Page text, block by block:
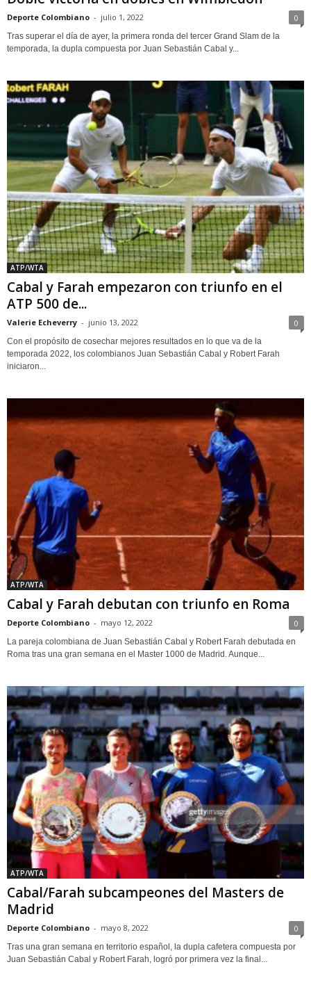
Deporte Colombiano - julio 1, 2022 0
Tras superar el día de ayer, la primera ronda del tercer Grand Slam de la
temporada, la dupla compuesta por Juan Sebastián Cabal y...
ATP/WTA
Cabal y Farah empezaron con triunfo en el
ATP 500 de...
Valerie Echeverry - junio 13, 2022 0
Con el propósito de cosechar mejores resultados en lo que va de la
temporada 2022, los colombianos Juan Sebastián Cabal y Robert Farah
iniciaron...
ATP/WTA
Cabal y Farah debutan con triunfo en Roma
Deporte Colombiano - mayo 12, 2022 0
La pareja colombiana de Juan Sebastián Cabal y Robert Farah debutada en
Roma tras una gran semana en el Master 1000 de Madrid. Aunque...
ATP/WTA
Cabal/Farah subcampeones del Masters de
Madrid
Deporte Colombiano - mayo 8, 2022 0
Tras una gran semana en territorio español, la dupla cafetera compuesta por
Juan Sebastián Cabal y Robert Farah, logró por primera vez la final...